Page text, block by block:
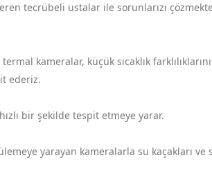
tecrübeli ustalar ile sorunlarızı
kameralar, küçük sıcaklık
ederiz.
bir şekilde tespit etmeye yarar.
yarayan kameralarla su kaçakları ve